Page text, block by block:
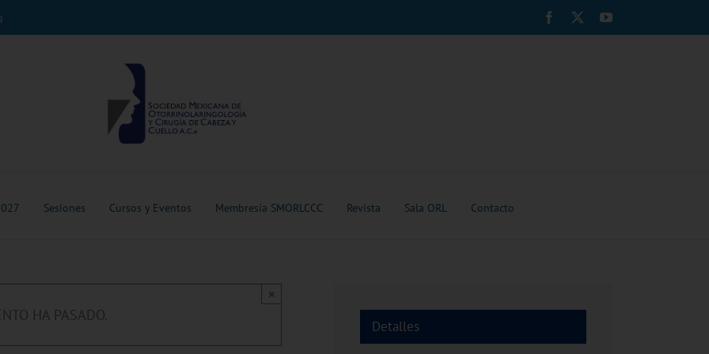
Facebook YouTube
Sesiones Cursos y Eventos Membresía SMORLCCC Revista Sala ORL Contacto
HA PASADO.
×
Detalles